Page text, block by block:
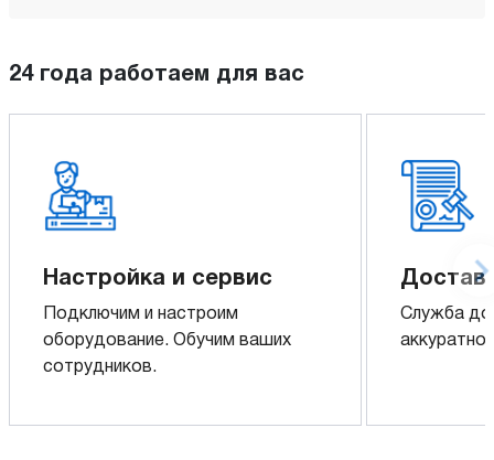
24 года работаем для вас
Настройка и сервис
Подключим и настроим
оборудование. Обучим ваших
сотрудников.
Служба
аккуратно